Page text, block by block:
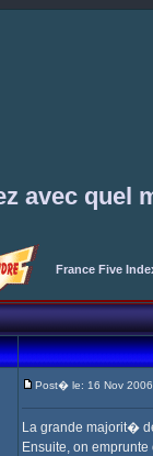
avec quel
France Five
Post� le: 16 Nov
La grande majorit�
Ensuite, on